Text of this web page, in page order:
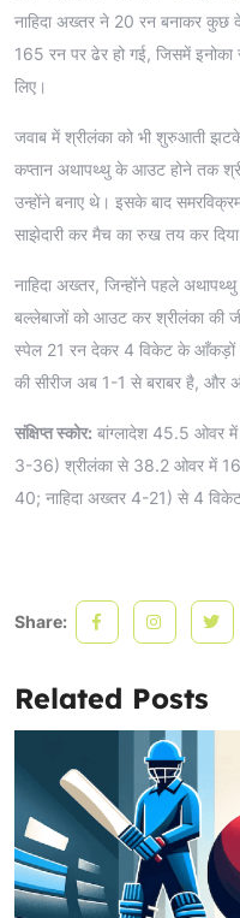
नाहिदा अख्तर ने 20 रन बनाकर कुछ
165 रन पर ढेर हो गई, जिसमें इनोका
लिए।
जवाब में श्रीलंका को भी शुरुआती
कप्तान अथापथ्थु के आउट होने तक
उन्होंने बनाए थे। इसके बाद
साझेदारी कर मैच का रुख तय कर
नाहिदा अख्तर, जिन्होंने पहले
बल्लेबाजों को आउट कर श्रीलंका की
स्पेल 21 रन देकर 4 विकेट के आँकड़ों
की सीरीज अब 1-1 से बराबर है, और
संक्षिप्त स्कोर: बांग्लादेश 45.5 ओवर में
3-36) श्रीलंका से 38.2 ओवर में
40; नाहिदा अख्तर 4-21) से 4 विकेट
Share:
Related Posts